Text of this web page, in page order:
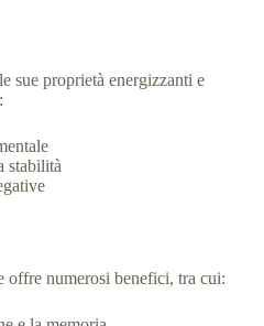
sue proprietà energizzanti e
stabilità
offre numerosi benefici, tra cui: